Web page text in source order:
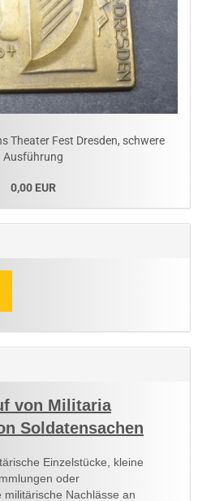
Theater Fest Dresden, schwere
Ausführung
0,00 EUR
von Militaria
Soldatensachen
Einzelstücke, kleine
oder
militärische Nachlässe an